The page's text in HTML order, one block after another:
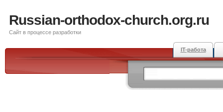
Russian-orthodox-church.org.ru
Сайт в процессе разработки
IT-работа